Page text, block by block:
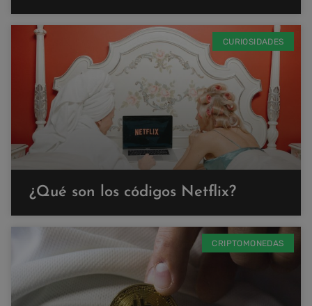
CURIOSIDADES
¿Qué son los códigos Netflix?
CRIPTOMONEDAS